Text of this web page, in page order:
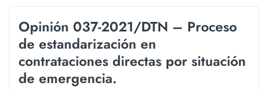
Opinión 037-2021/DTN – Proceso
de estandarización en
contrataciones directas por situación
de emergencia.